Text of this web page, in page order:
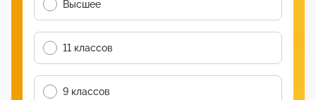
Высшее
11 классов
9 классов